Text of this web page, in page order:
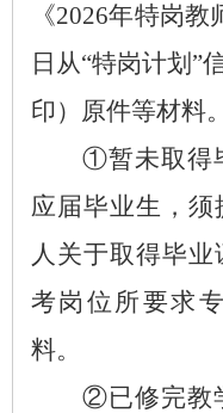
《2026年特岗
日从“特岗计划”
印）原件等材料
①暂未取得
应届毕业生，
人关于取得毕
考岗位所要求
料。
②已修完教